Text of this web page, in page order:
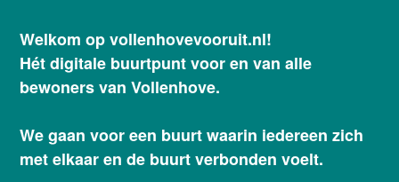
Welkom op vollenhovevooruit.nl!
Hét digitale buurtpunt voor en van alle
bewoners van Vollenhove.
We gaan voor een buurt waarin iedereen zich
met elkaar en de buurt verbonden voelt.